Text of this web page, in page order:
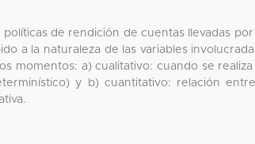
de rendición de cuentas llevadas por
a la naturaleza de las variables
momentos: a) cualitativo: cuando se realiza
y b) cuantitativo: relación